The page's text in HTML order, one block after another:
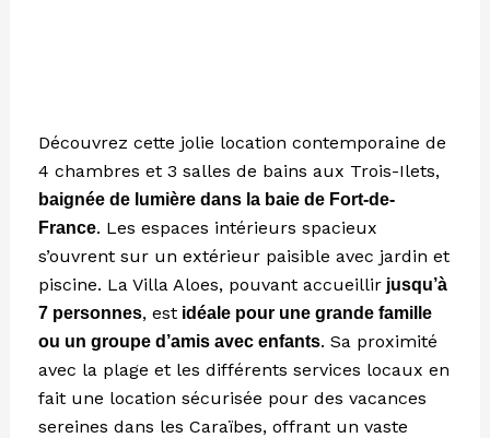
Découvrez cette jolie location contemporaine de
4 chambres et 3 salles de bains aux Trois-Ilets,
baignée de lumière dans la baie de Fort-de-
France. Les espaces intérieurs spacieux
s’ouvrent sur un extérieur paisible avec jardin et
piscine. La Villa Aloes, pouvant accueillirjusqu’à
7 personnes, estidéale pour une grande famille
ou un groupe d’amis avec enfants. Sa proximité
avec la plage et les différents services locaux en
fait une location sécurisée pour des vacances
sereines dans les Caraïbes, offrant un vaste